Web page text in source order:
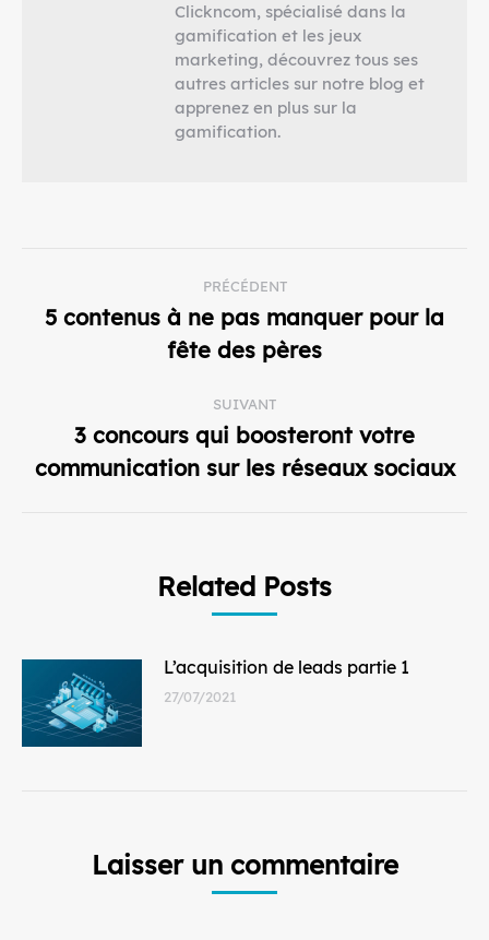
Clickncom, spécialisé dans la
gamification et les jeux
marketing, découvrez tous ses
autres articles sur notre blog et
apprenez en plus sur la
gamification.
Navigation
article
PRÉCÉDENT
précédent
5 contenus à ne pas manquer pour la
fête des pères
SUIVANT
suivant
3 concours qui boosteront votre
communication sur les réseaux sociaux
Related Posts
L’acquisition de leads partie 1
27/07/2021
Laisser un commentaire